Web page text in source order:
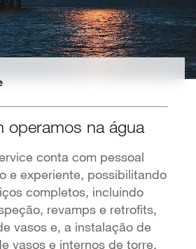
operamos na água
conta com pessoal
e experiente, possibilitando
completos, incluindo
revamps e retrofits,
vasos e, a instalação de
vasos e internos de torre.